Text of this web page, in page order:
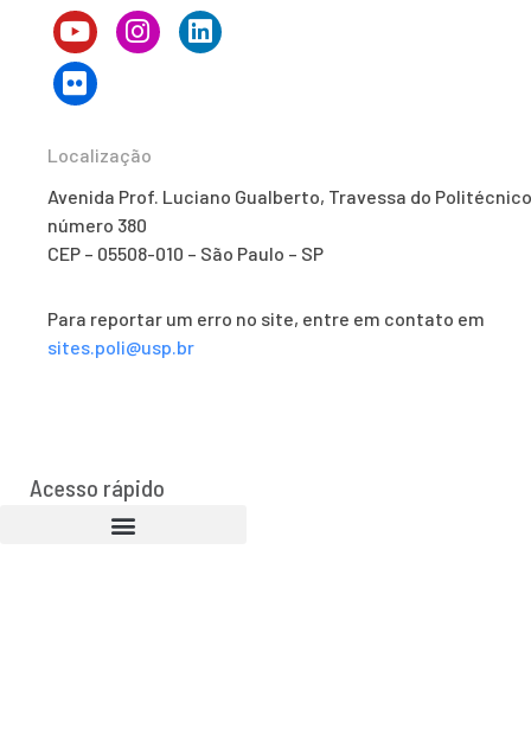
Localização
Avenida Prof. Luciano Gualberto, Travessa do
número 380
CEP – 05508-010 – São Paulo – SP
Para reportar um erro no site, entre em contato em
sites.poli@usp.br
Acesso rápido